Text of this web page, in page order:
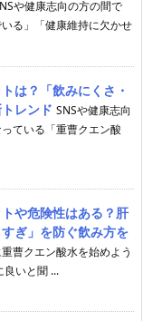
や健康志向の方の間で
る」「健康維持に欠かせ
は？「飲みにくさ・
レンド SNSや健康志向
ている「重曹クエン酸
や危険性はある？肝
ぎ」を防ぐ飲み方を
曹クエン酸水を始めよう
良いと聞 ...